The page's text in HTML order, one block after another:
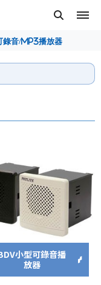
錄音/MP3播放器
小型可錄音播
放器